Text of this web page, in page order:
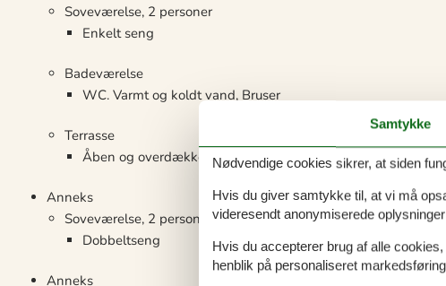
Soveværelse, 2 personer
Enkelt seng
Badeværelse
WC. Varmt og koldt vand, Bruser
Terrasse
Åben og overdækket terrasse
Anneks
Soveværelse, 2 personer
Dobbeltseng
Anneks
Samtykke
Nødvendige cookies sikrer, at siden
Hvis du giver samtykke til, at vi må
videresendt anonymiserede
Hvis du accepterer brug af alle
henblik på personaliseret